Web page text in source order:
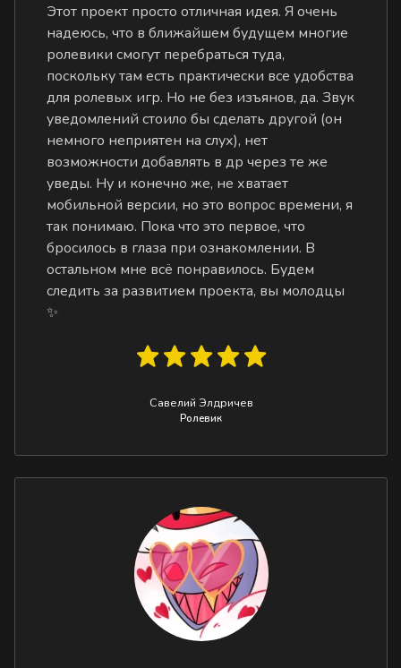
Этот проект просто отличная идея. Я очень
надеюсь, что в ближайшем будущем многие
ролевики смогут перебраться туда,
поскольку там есть практически все удобства
для ролевых игр. Но не без изъянов, да. Звук
уведомлений стоило бы сделать другой (он
немного неприятен на слух), нет
возможности добавлять в др через те же
уведы. Ну и конечно же, не хватает
мобильной версии, но это вопрос времени, я
так понимаю. Пока что это первое, что
бросилось в глаза при ознакомлении. В
остальном мне всё понравилось. Будем
следить за развитием проекта, вы молодцы
✨
Савелий Элдричев
Ролевик